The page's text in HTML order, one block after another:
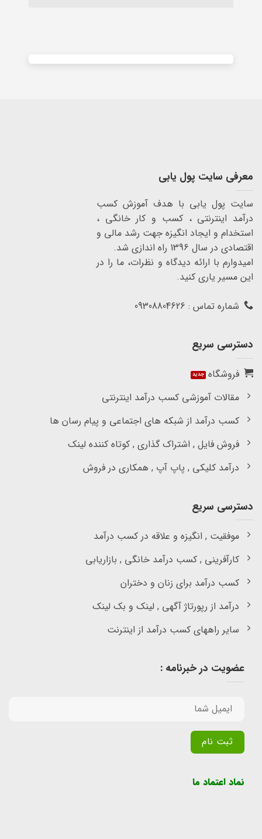
معرفی سایت پول یابی
سایت پول یابی با هدف آموزش کسب
درآمد اینترنتی ، کسب و کار خانگی ،
استخدام و ایجاد انگیزه جهت رشد مالی و
اقتصادی در سال 1396 راه اندازی شد.
امیدوارم با ارائه دیدگاه و نظرات، ما را در
این مسیر یاری کنید.
شماره تماس : 09308804626
دسترسی سریع
فروشگاه
مقالات آموزشی کسب درآمد اینترنتی
کسب درآمد از شبکه های اجتماعی و پیام رسان ها
فروش فایل , اشتراک گذاری , کوتاه کننده لینک
درآمد کلیکی , پاپ آپ , همکاری در فروش
دسترسی سریع
موفقیت , انگیزه و علاقه در کسب درآمد
کارآفرینی , کسب درآمد خانگی , بازاریابی
کسب درآمد برای زنان و دختران
درآمد از رپورتاژ آگهی , لینک و بک لینک
سایر راههای کسب درآمد از اینترنت
عضویت در خبرنامه :
نماد اعتماد ما